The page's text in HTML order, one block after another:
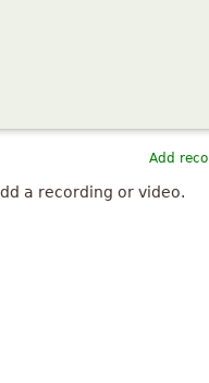
Add
a recording or video.